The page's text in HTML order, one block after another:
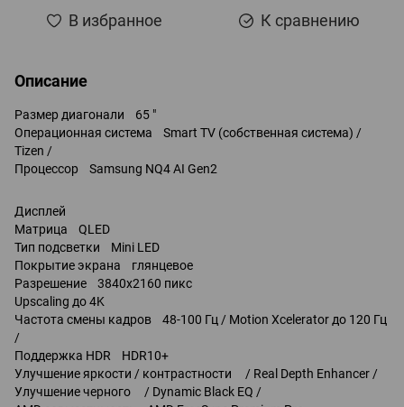
В избранное К сравнению
Описание
Размер диагонали 65 "
Операционная система Smart TV (собственная система) /
Tizen /
Процессор Samsung NQ4 AI Gen2
Дисплей
Матрица QLED
Тип подсветки Mini LED
Покрытие экрана глянцевое
Разрешение 3840x2160 пикс
Upscaling до 4K
Частота смены кадров 48-100 Гц / Motion Xcelerator до 120 Гц
/
Поддержка HDR HDR10+
Улучшение яркости / контрастности / Real Depth Enhancer /
Улучшение черного / Dynamic Black EQ /